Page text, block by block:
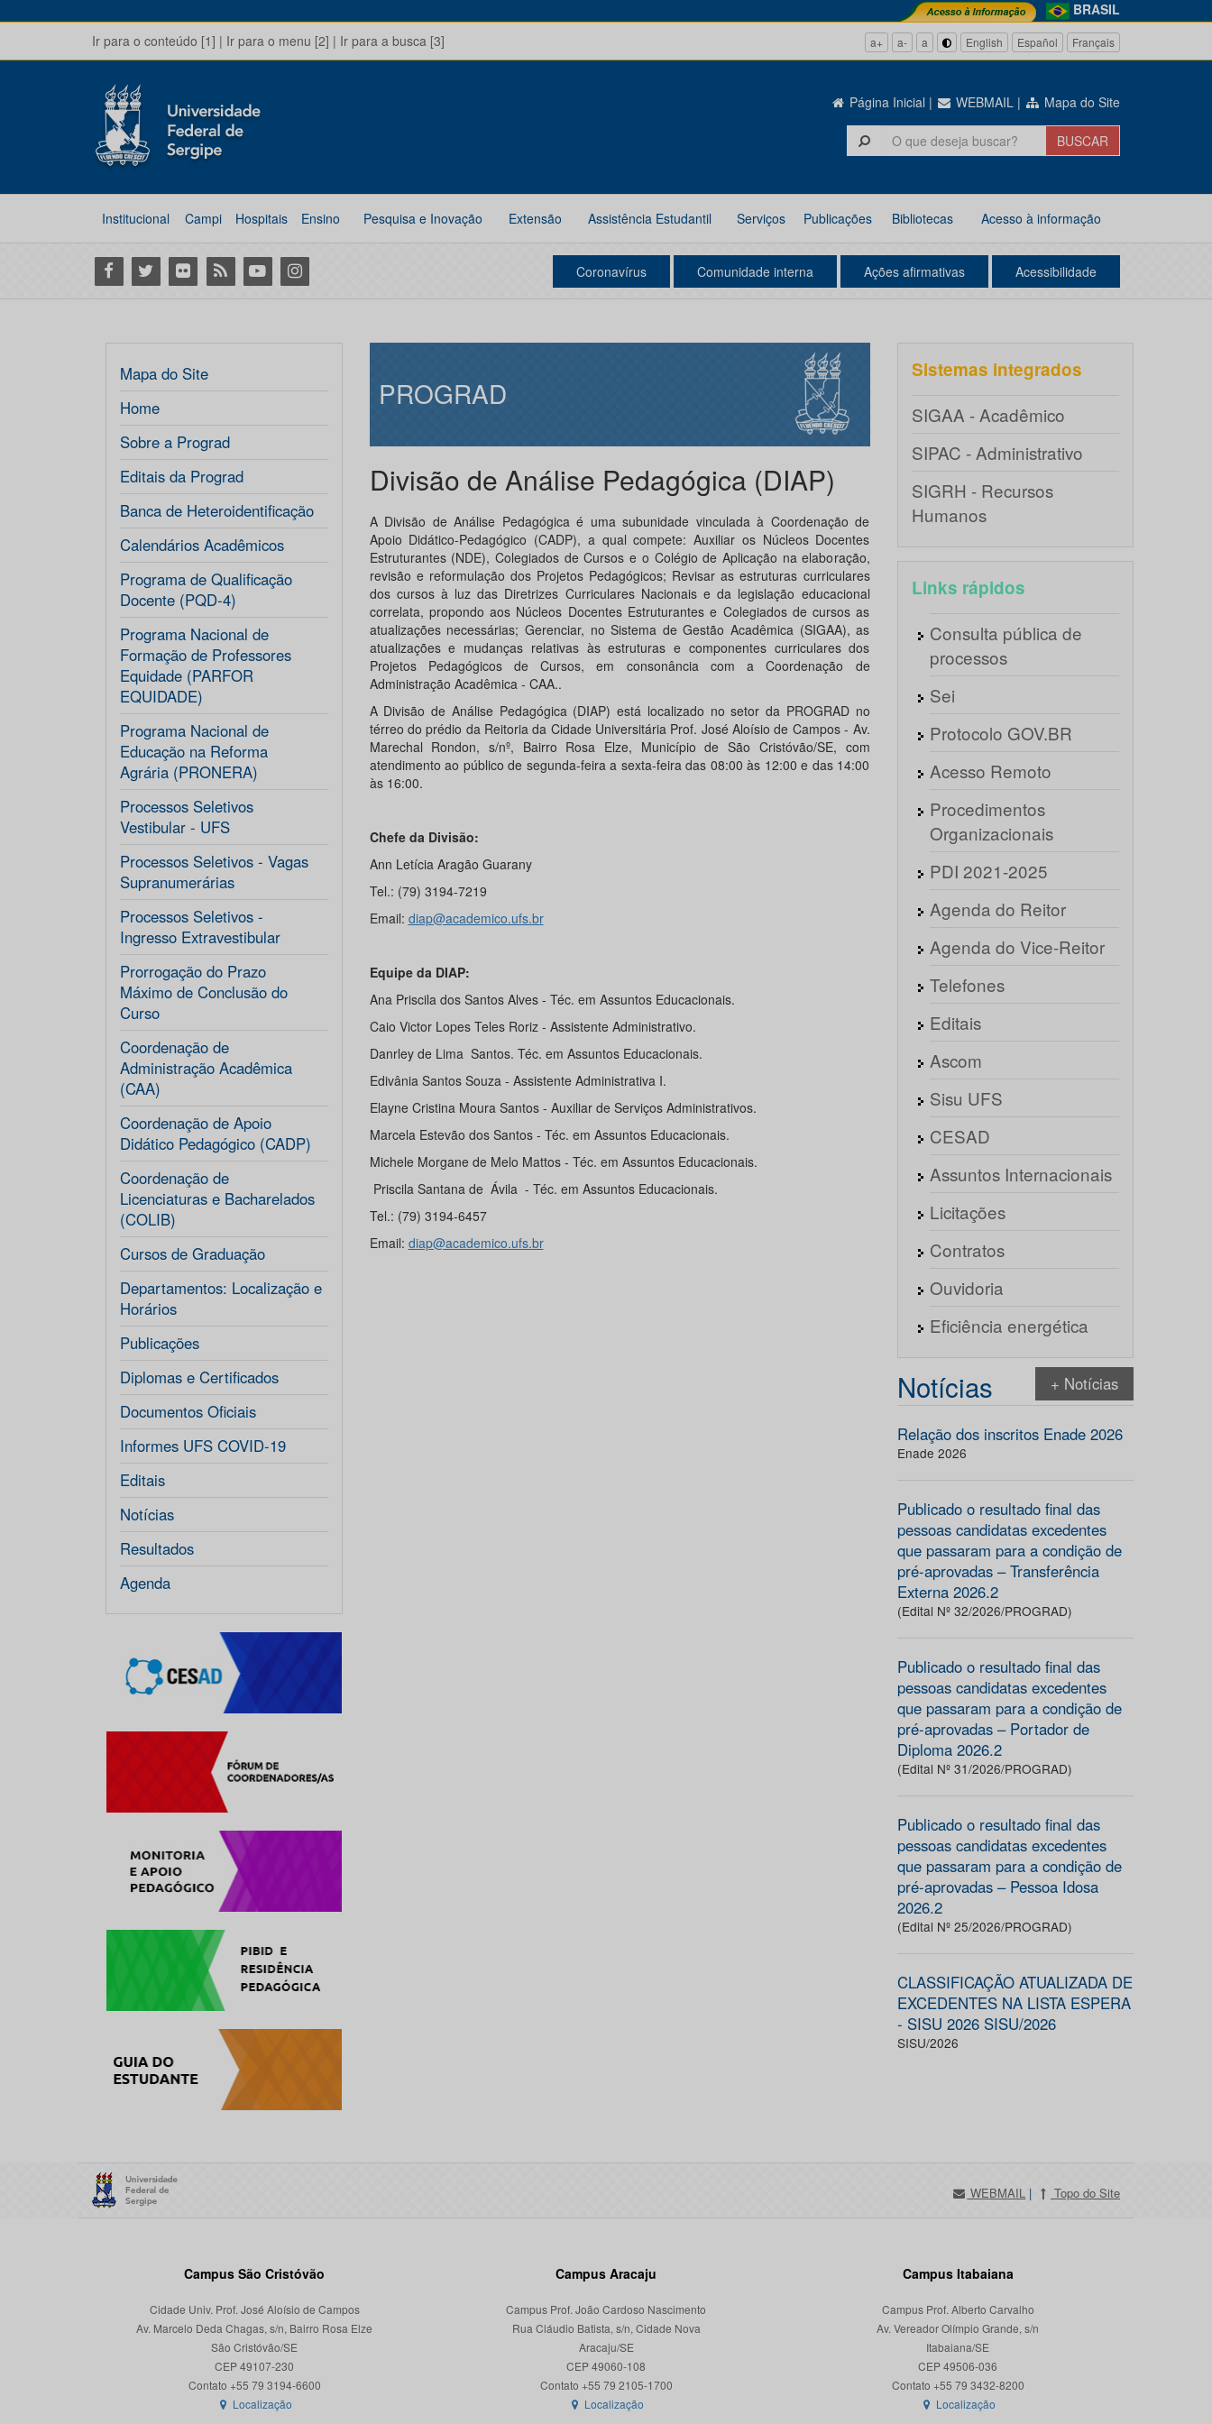
BRASIL
Ir para o conteúdo [1] | Ir para o menu [2] | Ir para a busca [3] a+ a- a English Español Français
Página Inicial | WEBMAIL | Mapa do Site
Institucional Campi Hospitais Ensino Pesquisa e Inovação Extensão Assistência Estudantil Serviços Publicações Bibliotecas Acesso à informação
Facebook
Twitter Flickr RSS YoutubeInstagram Coronavírus Comunidade interna Ações afirmativas Acessibilidade
Mapa do Site
Home
Sobre a Prograd
Editais da Prograd
Banca de Heteroidentificação
Calendários Acadêmicos
Programa de Qualificação
Docente (PQD-4)
Programa Nacional de
Formação de Professores
Equidade (PARFOR
EQUIDADE)
Programa Nacional de
Educação na Reforma
Agrária (PRONERA)
Processos Seletivos
Vestibular - UFS
Processos Seletivos - Vagas
Supranumerárias
Processos Seletivos -
Ingresso Extravestibular
Prorrogação do Prazo
Máximo de Conclusão do
Curso
Coordenação de
Administração Acadêmica
(CAA)
Coordenação de Apoio
Didático Pedagógico (CADP)
Coordenação de
Licenciaturas e Bacharelados
(COLIB)
Cursos de Graduação
Departamentos: Localização e
Horários
Publicações
Diplomas e Certificados
Documentos Oficiais
Informes UFS COVID-19
Editais
Notícias
Resultados
Agenda
PROGRAD
Divisão de Análise Pedagógica (DIAP)
A Divisão de Análise Pedagógica é uma subunidade vinculada à Coordenação de
Apoio Didático-Pedagógico (CADP), a qual compete: Auxiliar os Núcleos Docentes
Estruturantes (NDE), Colegiados de Cursos e o Colégio de Aplicação na elaboração,
revisão e reformulação dos Projetos Pedagógicos; Revisar as estruturas curriculares
dos cursos à luz das Diretrizes Curriculares Nacionais e da legislação educacional
correlata, propondo aos Núcleos Docentes Estruturantes e Colegiados de cursos as
atualizações necessárias; Gerenciar, no Sistema de Gestão Acadêmica (SIGAA), as
atualizações e mudanças relativas às estruturas e componentes curriculares dos
Projetos Pedagógicos de Cursos, em consonância com a Coordenação de
Administração Acadêmica - CAA..
A Divisão de Análise Pedagógica (DIAP) está localizado no setor da PROGRAD no
térreo do prédio da Reitoria da Cidade Universitária Prof. José Aloísio de Campos - Av.
Marechal Rondon, s/nº, Bairro Rosa Elze, Município de São Cristóvão/SE, com
atendimento ao público de segunda-feira a sexta-feira das 08:00 às 12:00 e das 14:00
às 16:00.
Chefe da Divisão:
Ann Letícia Aragão Guarany
Tel.: (79) 3194-7219
Email: diap@academico.ufs.br
Equipe da DIAP:
Ana Priscila dos Santos Alves - Téc. em Assuntos Educacionais.
Caio Victor Lopes Teles Roriz - Assistente Administrativo.
Danrley de Lima Santos. Téc. em Assuntos Educacionais.
Edivânia Santos Souza - Assistente Administrativa I.
Elayne Cristina Moura Santos - Auxiliar de Serviços Administrativos.
Marcela Estevão dos Santos - Téc. em Assuntos Educacionais.
Michele Morgane de Melo Mattos - Téc. em Assuntos Educacionais.
Priscila Santana de Ávila - Téc. em Assuntos Educacionais.
Tel.: (79) 3194-6457
Email: diap@academico.ufs.br
Sistemas integrados
SIGAA - Acadêmico
SIPAC - Administrativo
SIGRH - Recursos
Humanos
Links rápidos
Consulta pública de
processos
Sei
Protocolo GOV.BR
Acesso Remoto
Procedimentos
Organizacionais
PDI 2021-2025
Agenda do Reitor
Agenda do Vice-Reitor
Telefones
Editais
Ascom
Sisu UFS
CESAD
Assuntos Internacionais
Licitações
Contratos
Ouvidoria
Eficiência energética
Notícias + Notícias
Relação dos inscritos Enade 2026
Enade 2026
Publicado o resultado final das
pessoas candidatas excedentes
que passaram para a condição de
pré-aprovadas – Transferência
Externa 2026.2
(Edital Nº 32/2026/PROGRAD)
Publicado o resultado final das
pessoas candidatas excedentes
que passaram para a condição de
pré-aprovadas – Portador de
Diploma 2026.2
(Edital Nº 31/2026/PROGRAD)
Publicado o resultado final das
pessoas candidatas excedentes
que passaram para a condição de
pré-aprovadas – Pessoa Idosa
2026.2
(Edital Nº 25/2026/PROGRAD)
CLASSIFICAÇÃO ATUALIZADA DE
EXCEDENTES NA LISTA ESPERA
- SISU 2026 SISU/2026
SISU/2026
WEBMAIL | Topo do Site
Campus São Cristóvão
Cidade Univ. Prof. José Aloísio de Campos
Av. Marcelo Deda Chagas, s/n, Bairro Rosa Elze
São Cristóvão/SE
CEP 49107-230
Localização
Campus Aracaju
Campus Prof. João Cardoso Nascimento
Rua Cláudio Batista, s/n, Cidade Nova
Aracaju/SE
CEP 49060-108
Localização
Campus Itabaiana
Campus Prof. Alberto Carvalho
Av. Vereador Olímpio Grande, s/n
Itabaiana/SE
CEP 49506-036
Localização